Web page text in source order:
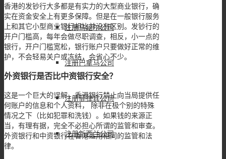
注册马绍尔公司
注册巴拿马公司
注册菲律宾公司
注册新西兰公司
香港的发钞行大多都是有实力的大型商业银行，确
实在资金安全上有更多保障。但是在一般银行服务
上和其它小型商业银行相比并没有区别。发钞行的
开户门槛高，每年会做尽职调查，相反，小一点的
银行，开户门槛宽松，银行账户只要做好正常的维
护，不会轻易关户或冻结，会省心不少。
外资银行是否比中资银行安全？
这是一个巨大的误解，香港银行禁止向当局提供任
何账户的信息和个人资料， 除非在极个别的特殊
情况之下（比如犯罪和洗钱）。如果钱的来源正
当，有理有据，完全不必担心所谓的监管和审查。
外资银行和中资银行在香港适用相同的监管和法
律。